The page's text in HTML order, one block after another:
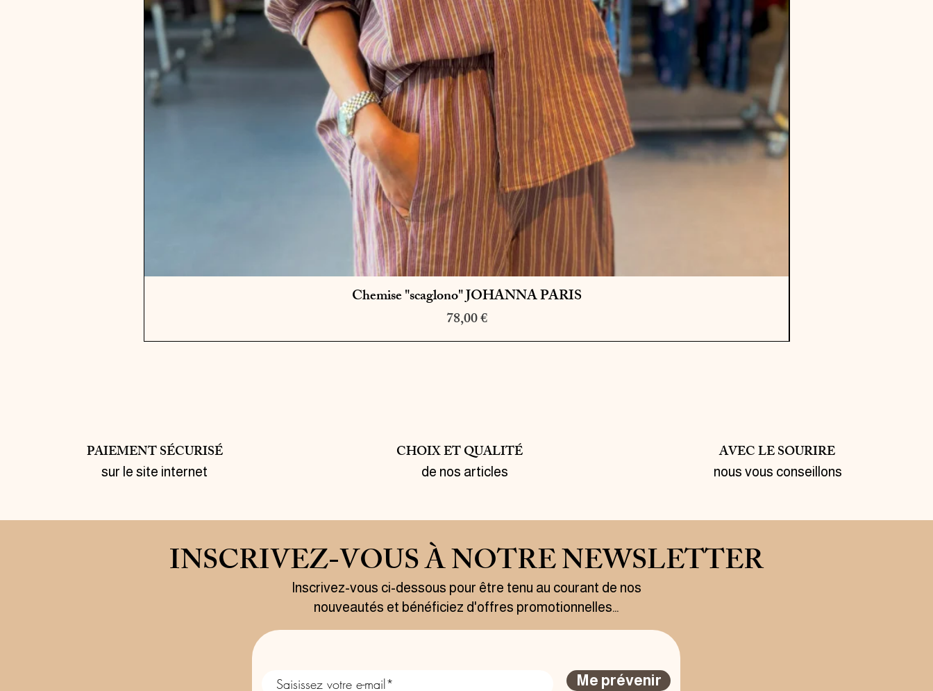
Aperçu rapide
Chemise "scaglono" JOHANNA PARIS
Prix
78,00 €
PAIEMENT SÉCURISÉ
sur le site internet
CHOIX ET QUALITÉ
de nos articles
AVEC LE SOURIRE
nous vous conseillons
INSCRIVEZ-VOUS À NOTRE NEWSLETTER
Inscrivez-vous ci-dessous pour être tenu au courant de nos
nouveautés et bénéficiez d'offres promotionnelles…
Me prévenir